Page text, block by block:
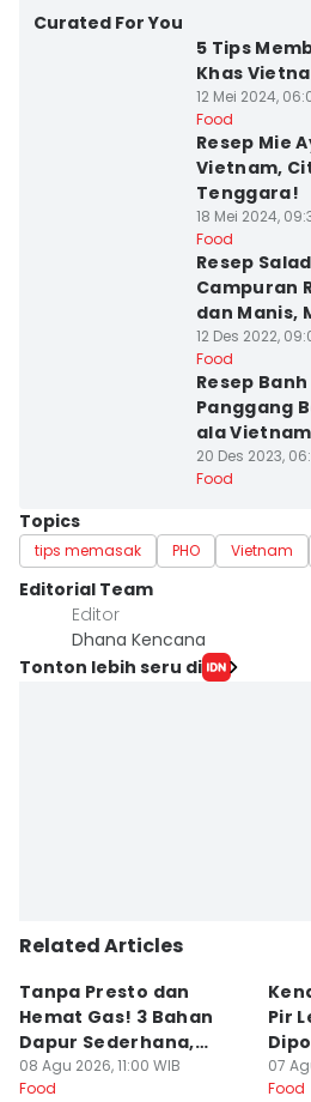
Curated For You
5 Tips
Khas
12 Mei 2024,
Food
Resep Mie
Vietnam,
Tenggara!
18 Mei 2024,
Food
Resep
Campuran
dan Manis,
12 Des 2022,
Food
Resep
Panggang
ala Vietnam
20 Des 2023,
Food
Topics
tips memasak PHO Vietnam
Editorial Team
Editor
Dhana Kencana
Tonton lebih seru di
Related Articles
Tanpa Presto dan
Hemat Gas! 3 Bahan
Dapur Sederhana,
Daging Sapi Empuk
Dalam 15 Menit
08 Agu 2026, 11:00 WIB
Food
Pir
07
Food